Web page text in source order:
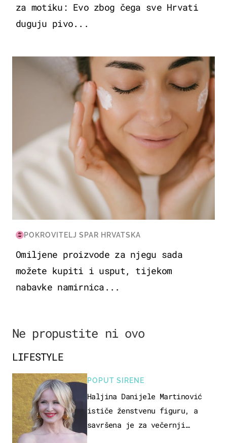
za motiku: Evo zbog čega sve Hrvati
duguju pivo...
MODA & LJEPOTA
POKROVITELJ SPAR HRVATSKA
Omiljene proizvode za njegu sada
možete kupiti i usput, tijekom
nabavke namirnica...
Ne propustite ni ovo
LIFESTYLE
POPUT SIRENE
Haljina Danijele Martinović
ističe ženstvenu figuru, a
savršena je za večernji